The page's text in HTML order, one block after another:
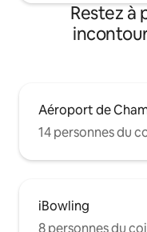
Restez à
Aéroport de
14 personnes du
iBowling
8 personnes du